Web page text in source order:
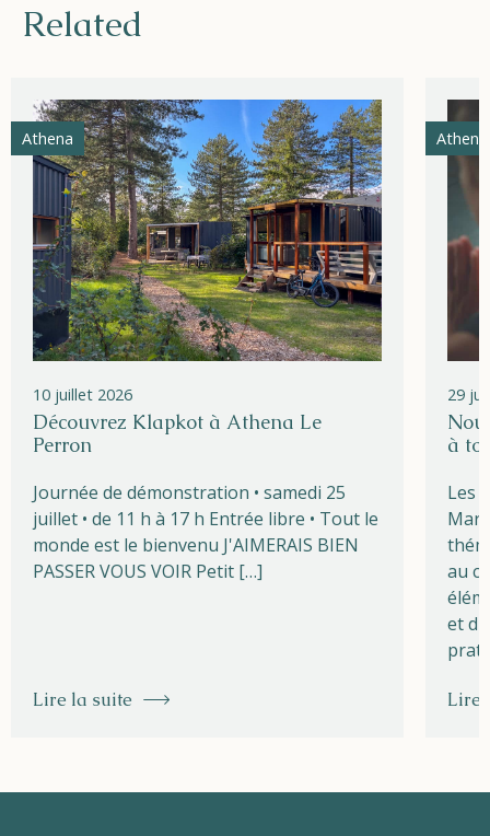
Related
Athena
10 juillet 2026
Découvrez Klapkot à Athena Le
Perron
Journée de démonstration • samedi 25
juillet • de 11 h à 17 h Entrée libre • Tout le
monde est le bienvenu J'AIMERAIS BIEN
PASSER VOUS VOIR Petit […]
Lire la suite
29
à
Les
au
et
Lire